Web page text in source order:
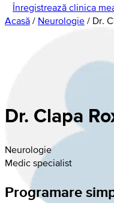
Înregistrează clinica
Acasă / Neurologie / Dr.
Dr. Clapa
Neurologie
Medic specialist
Programare